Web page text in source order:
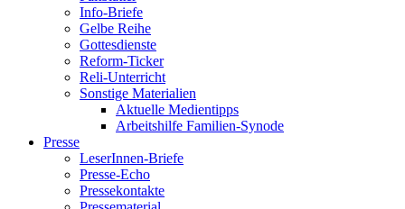
Info-Briefe
Gelbe Reihe
Gottesdienste
Reform-Ticker
Reli-Unterricht
Sonstige Materialien
Aktuelle Medientipps
Arbeitshilfe Familien-Synode
Presse
LeserInnen-Briefe
Presse-Echo
Pressekontakte